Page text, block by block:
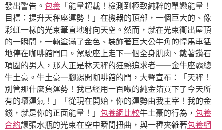
發出警告。 包養 「能量超載！檢測到極致純粹的單戀能量！
目標：提升天秤座運勢！」在機器的頂部，一個巨大的、像
彩虹一樣的光束筆直地射向天空。然而，就在光束衝出屋頂
的一瞬間，一輛塗滿了金色、裝飾著巨大公牛角的悍馬車猛
地停在咖啡館門口。駕駛座上走下一個全身肌肉、戴著鑽石
項圈的男人，那人正是林天秤的狂熱追求者——金牛座霸總
牛土豪。牛土豪一腳踢開咖啡館的門，大聲宣布：「天秤！
別管那什麼負運勢！我已經用一百噸的純金箔買下了今天所
有的壞運氣！」「從現在開始，你的運勢由我主宰！我的金
錢，就是你的正面能量！」 包養網比較牛土豪的行為， 包養
合約讓張水瓶的光束在空中瞬間扭曲，與一種夾雜著包養網